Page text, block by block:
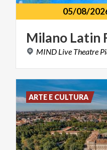
05/08/
Milano Latin
MIND Live Theatre
ARTE E CULTURA